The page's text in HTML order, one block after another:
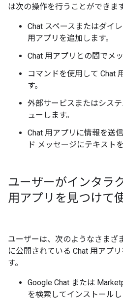
は次の操作を行うことができます
Chat スペースまたはダイ
用アプリを追加します。
Chat 用アプリとの間でメ
コマンドを使用して Chat
す。
外部サービスまたはシス
ューします。
Chat 用アプリに情報を送
ド メッセージにテキスト
ユーザーがインタラ
用アプリを見つけて
ユーザーは、次のようなさまざ
に公開されている Chat 用アプ
す。
Google Chat または
を検索してインストールし